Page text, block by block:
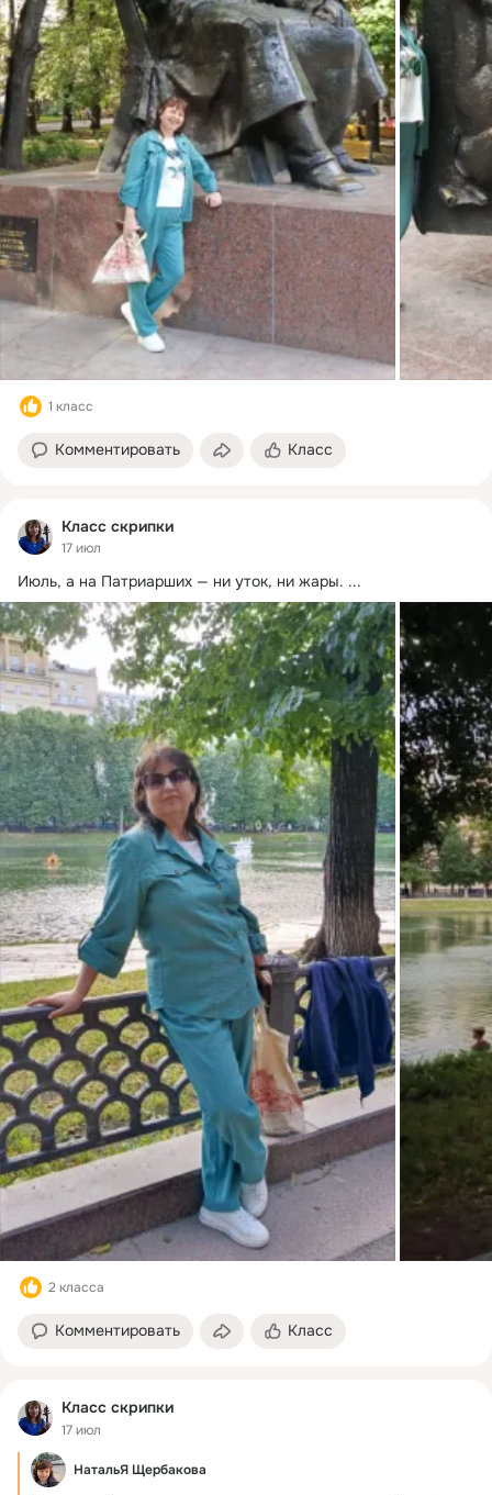
1 класс
Комментировать Класс
Класс скрипки
17 июл
Июль, а на Патриарших — ни уток, ни жары. ...
2 класса
Комментировать Класс
Класс скрипки
17 июл
НатальЯ Щербакова